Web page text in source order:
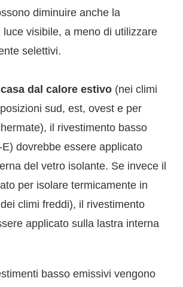
diminuire anche la
luce visibile, a meno di utilizzare
selettivi.
dal calore estivo (nei climi
sud, est, ovest e per
il rivestimento basso
dovrebbe essere applicato
del vetro isolante. Se invece il
per isolare termicamente in
climi freddi), il rivestimento
applicato sulla lastra interna
basso emissivi vengono